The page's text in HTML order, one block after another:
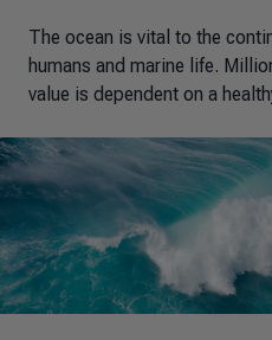
The ocean is vital to the
humans and marine life.
value is dependent on a